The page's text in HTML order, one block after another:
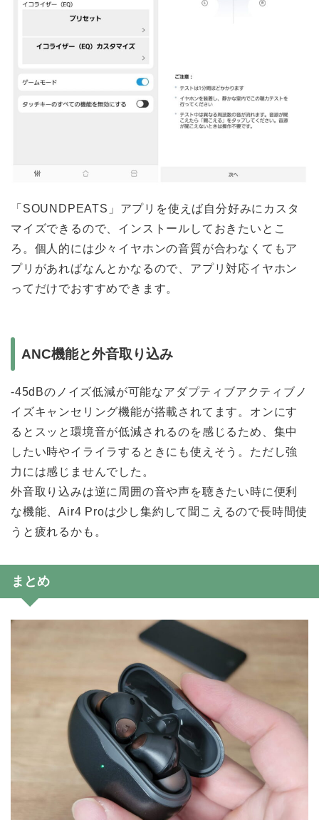
「SOUNDPEATS」アプリを使えば自分好みにカスタ
マイズできるので、インストールしておきたいとこ
ろ。個人的には少々イヤホンの音質が合わなくてもア
プリがあればなんとかなるので、アプリ対応イヤホン
ってだけでおすすめできます。
ANC機能と外音取り込み
-45dBのノイズ低減が可能なアダプティブアクティブノ
イズキャンセリング機能が搭載されてます。オンにす
るとスッと環境音が低減されるのを感じるため、集中
したい時やイライラするときにも使えそう。ただし強
力には感じませんでした。
外音取り込みは逆に周囲の音や声を聴きたい時に便利
な機能、Air4 Proは少し集約して聞こえるので長時間使
うと疲れるかも。
まとめ